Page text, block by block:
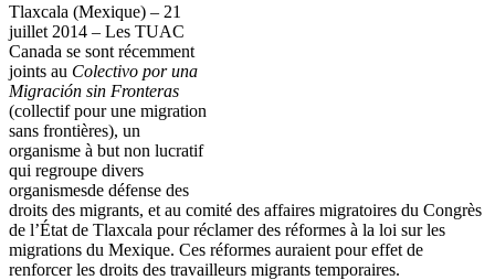
Tlaxcala (Mexique) – 21
juillet 2014 – Les TUAC
Canada se sont récemment
joints au Colectivo por una
Migración sin Fronteras
(collectif pour une migration
sans frontières), un
organisme à but non lucratif
qui regroupe divers
organismesde défense des
droits des migrants, et au comité des affaires migratoires du Congrès
de l’État de Tlaxcala pour réclamer des réformes à la loi sur les
migrations du Mexique. Ces réformes auraient pour effet de
renforcer les droits des travailleurs migrants temporaires.